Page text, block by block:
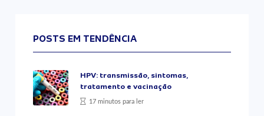
POSTS EM TENDÊNCIA
HPV: transmissão, sintomas,
tratamento e vacinação
17 minutos para ler